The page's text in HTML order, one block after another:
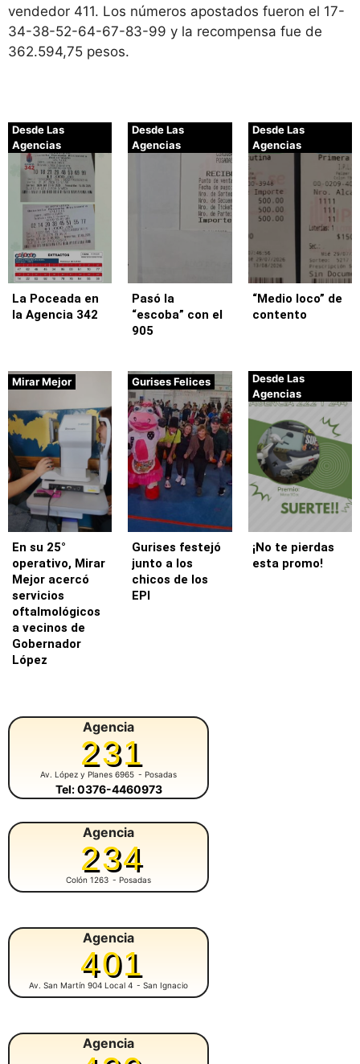
vendedor 411. Los números apostados fueron el 17-
34-38-52-64-67-83-99 y la recompensa fue de
362.594,75 pesos.
Desde Las
Agencias
La Poceada en
la Agencia 342
Desde Las
Agencias
Pasó la
“escoba” con el
905
Desde Las
Agencias
“Medio loco” de
contento
Mirar Mejor
En su 25°
operativo, Mirar
Mejor acercó
servicios
oftalmológicos
a vecinos de
Gobernador
López
Gurises Felices
Gurises festejó
junto a los
chicos de los
EPI
Desde Las
Agencias
¡No te pierdas
esta promo!
Agencia
231
Av. López y Planes 6965 - Posadas
Tel: 0376-4460973
Agencia
234
Colón 1263 - Posadas
Agencia
401
Av. San Martín 904 Local 4 - San Ignacio
Agencia